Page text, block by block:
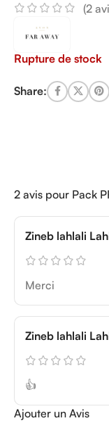
(2
Rupture de stock
Share:
2 avis pour Pack
Zineb lahlali
Merci
Zineb lahlali
👍
Ajouter un Avis